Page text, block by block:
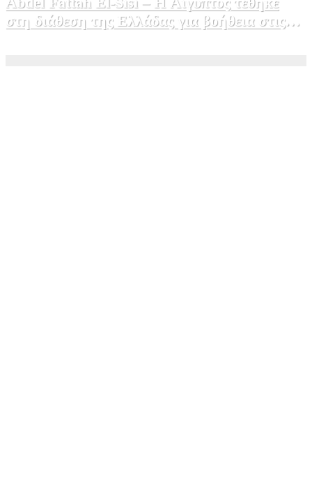
στη διάθεση της Ελλάδας για βοήθεια στις